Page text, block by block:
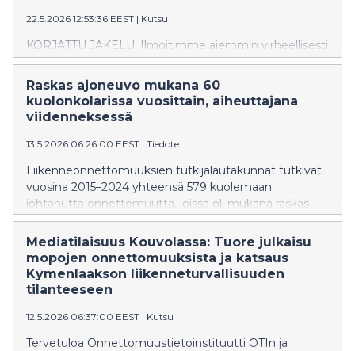
22.5.2026 12:53:36 EEST | Kutsu
KORJATTU JAKELU: Ilmoitimme aiemmin virheellisesti
tilaisuuden olevan Valimotien virastotalossa, mutta
tilaisuus pidetään Pohjola-talon 8. kerroksessa.
Pahoittelut sekaannuksesta ja tervetuloa tilaisuuteen!
Tervetuloa Onnettomuustietoinstituutti OTIn ja
tutkijalautakunnan mediatilaisuuteen tiistaina 26.5.2026
Kauppamiehenkatu 4, Kouvola.
Raskas ajoneuvo mukana 60
kuolonkolarissa vuosittain, aiheuttajana
viidenneksessä
13.5.2026 06:26:00 EEST | Tiedote
Liikenneonnettomuuksien tutkijalautakunnat tutkivat
vuosina 2015–2024 yhteensä 579 kuolemaan
johtanutta onnettomuutta, joissa oli mukana raskas
ajoneuvo eli kuorma-auto tai linja-auto. Raskaiden
ajoneuvojen kuljettajat aiheuttivat näistä
onnettomuuksista hieman alle viidenneksen (19 %) eli
vuosittain keskimäärin yksitoista onnettomuutta.
Suurimmassa osassa aiheuttajana oli toinen
Mediatilaisuus Kouvolassa: Tuore julkaisu
mopojen onnettomuuksista ja katsaus
Kymenlaakson liikenneturvallisuuden
tilanteeseen
12.5.2026 06:37:00 EEST | Kutsu
Tervetuloa Onnettomuustietoinstituutti OTIn ja